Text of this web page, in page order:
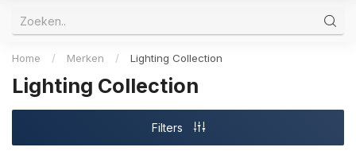
Home / Merken / Lighting Collection
Lighting Collection
Filters